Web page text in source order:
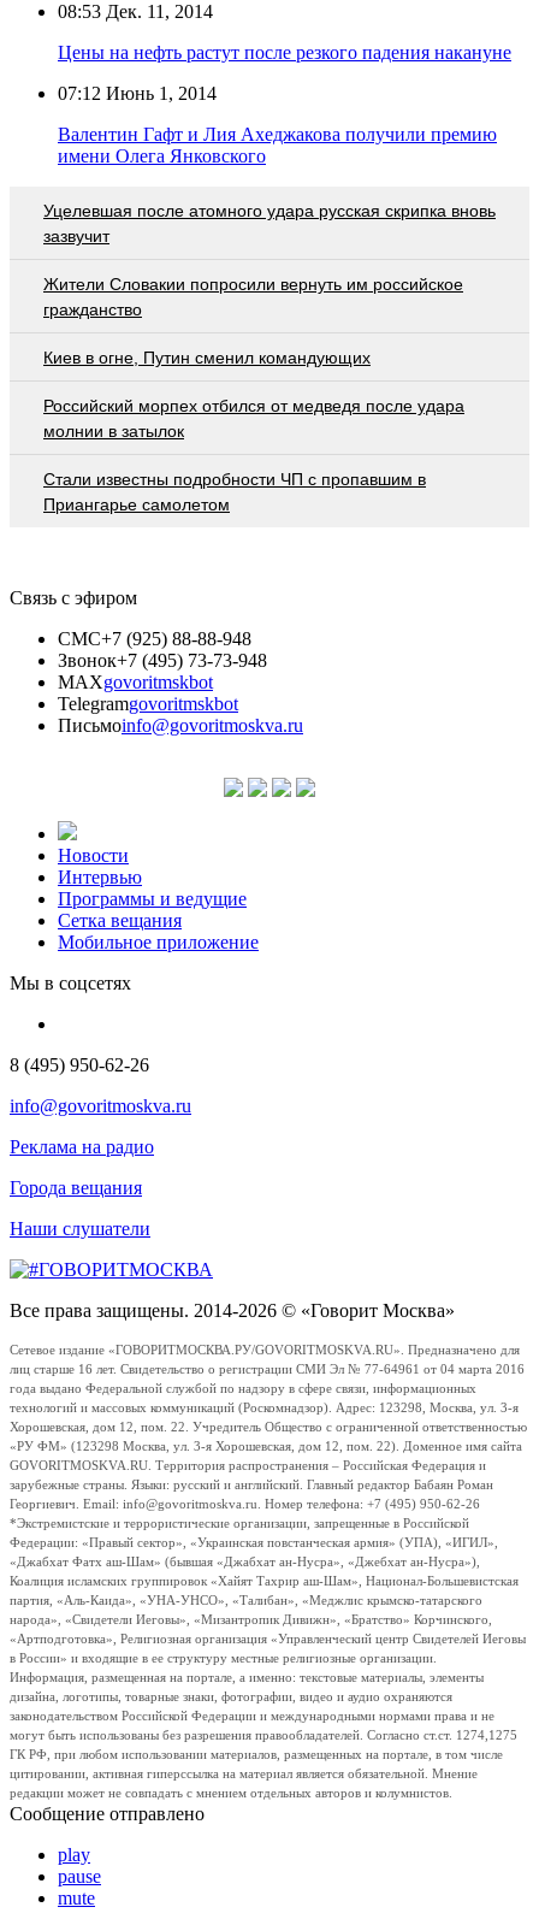
08:53 Дек. 11, 2014
Цены на нефть растут после резкого падения накануне
07:12 Июнь 1, 2014
Валентин Гафт и Лия Ахеджакова получили премию
имени Олега Янковского
Уцелевшая после атомного удара русская скрипка вновь
зазвучит
Жители Словакии попросили вернуть им российское
гражданство
Киев в огне, Путин сменил командующих
Российский морпех отбился от медведя после удара
молнии в затылок
Стали известны подробности ЧП с пропавшим в
Приангарье самолетом
Связь с эфиром
СМС+7 (925) 88-88-948
Звонок+7 (495) 73-73-948
MAXgovoritmskbot
Telegramgovoritmskbot
Письмоinfo@govoritmoskva.ru
Новости
Интервью
Программы и ведущие
Сетка вещания
Мобильное приложение
Мы в соцсетях
8 (495) 950-62-26
info@govoritmoskva.ru
Реклама на радио
Города вещания
Наши слушатели
Все права защищены. 2014-2026 © «Говорит Москва»
Сетевое издание «ГОВОРИТМОСКВА.РУ/GOVORITMOSKVA.RU». Предназначено для
лиц старше 16 лет. Свидетельство о регистрации СМИ Эл № 77-64961 от 04 марта 2016
года выдано Федеральной службой по надзору в сфере связи, информационных
технологий и массовых коммуникаций (Роскомнадзор). Адрес: 123298, Москва, ул. 3-я
Хорошевская, дом 12, пом. 22. Учредитель Общество с ограниченной ответственностью
«РУ ФМ» (123298 Москва, ул. 3-я Хорошевская, дом 12, пом. 22). Доменное имя сайта
GOVORITMOSKVA.RU. Территория распространения – Российская Федерация и
зарубежные страны. Языки: русский и английский. Главный редактор Бабаян Роман
Георгиевич. Email: info@govoritmoskva.ru. Номер телефона: +7 (495) 950-62-26
*Экстремистские и террористические организации, запрещенные в Российской
Федерации: «Правый сектор», «Украинская повстанческая армия» (УПА), «ИГИЛ»,
«Джабхат Фатх аш-Шам» (бывшая «Джабхат ан-Нусра», «Джебхат ан-Нусра»),
Коалиция исламских группировок «Хайят Тахрир аш-Шам», Национал-Большевистская
партия, «Аль-Каида», «УНА-УНСО», «Талибан», «Меджлис крымско-татарского
народа», «Свидетели Иеговы», «Мизантропик Дивижн», «Братство» Корчинского,
«Артподготовка», Религиозная организация «Управленческий центр Свидетелей Иеговы
в России» и входящие в ее структуру местные религиозные организации.
Информация, размещенная на портале, а именно: текстовые материалы, элементы
дизайна, логотипы, товарные знаки, фотографии, видео и аудио охраняются
законодательством Российской Федерации и международными нормами права и не
могут быть использованы без разрешения правообладателей. Согласно ст.ст. 1274,1275
ГК РФ, при любом использовании материалов, размещенных на портале, в том числе
цитировании, активная гиперссылка на материал является обязательной. Мнение
редакции может не совпадать с мнением отдельных авторов и колумнистов.
Сообщение отправлено
play
pause
mute